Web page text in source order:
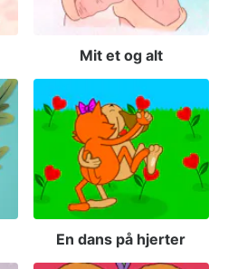
Mit et og alt
En dans på hjerter